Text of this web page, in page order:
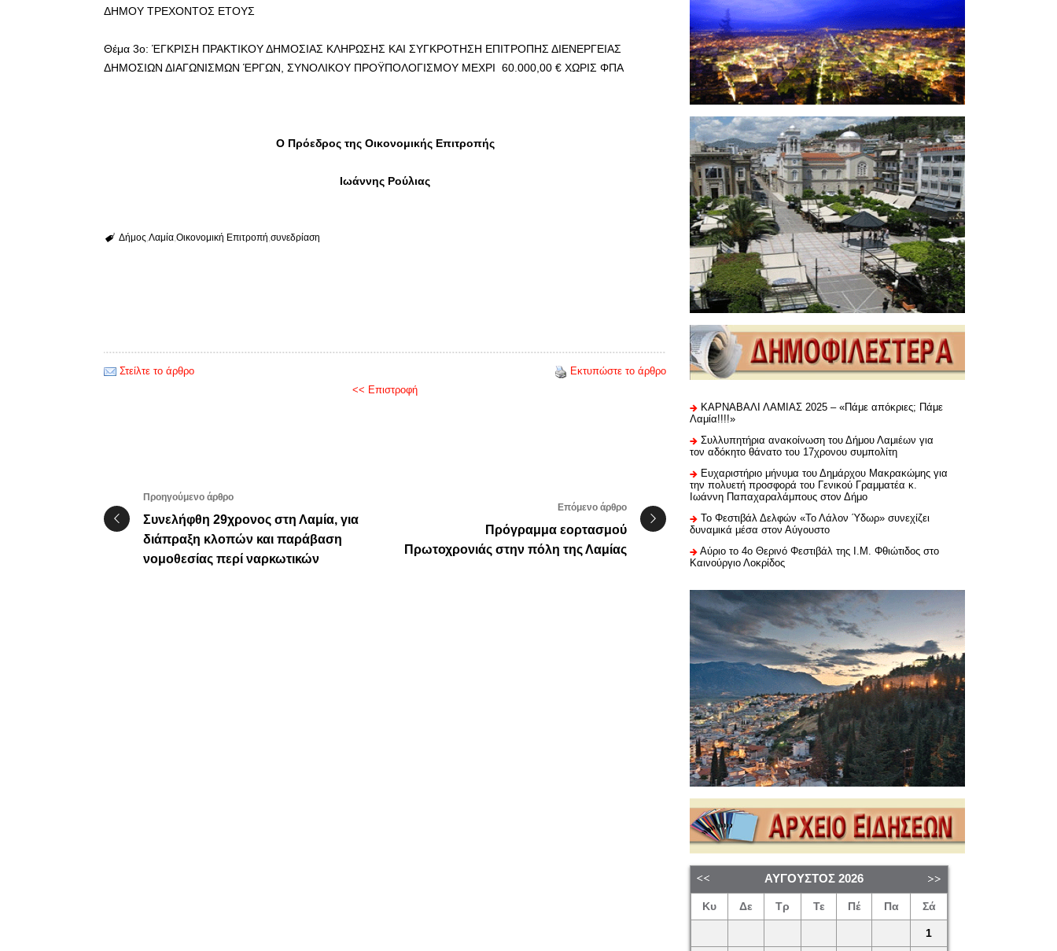
ΔΗΜΟΥ ΤΡΕΧΟΝΤΟΣ ΕΤΟΥΣ
Θέμα 3ο: ΈΓΚΡΙΣΗ ΠΡΑΚΤΙΚΟΥ ΔΗΜΟΣΙΑΣ ΚΛΗΡΩΣΗΣ ΚΑΙ ΣΥΓΚΡΟΤΗΣΗ ΕΠΙΤΡΟΠΗΣ ΔΙΕΝΕΡΓΕΙΑΣ
ΔΗΜΟΣΙΩΝ ΔΙΑΓΩΝΙΣΜΩΝ ΈΡΓΩΝ, ΣΥΝΟΛΙΚΟΥ ΠΡΟΫΠΟΛΟΓΙΣΜΟΥ ΜΕΧΡΙ 60.000,00 € ΧΩΡΙΣ ΦΠΑ
Ο Πρόεδρος της Οικονομικής Επιτροπής
Ιωάννης Ρούλιας
Δήμος Λαμία Οικονομική Επιτροπή συνεδρίαση
Στείλτε το άρθρο
Εκτυπώστε το άρθρο
<< Επιστροφή
Προηγούμενο άρθρο
Συνελήφθη 29χρονος στη Λαμία, για
διάπραξη κλοπών και παράβαση
νομοθεσίας περί ναρκωτικών
Επόμενο άρθρο
Πρόγραμμα εορτασμού
Πρωτοχρονιάς στην πόλη της Λαμίας
ΚΑΡΝΑΒΑΛΙ ΛΑΜΙΑΣ 2025 – «Πάμε απόκριες; Πάμε
Λαμία!!!!»
Συλλυπητήρια ανακοίνωση του Δήμου Λαμιέων για
τον αδόκητο θάνατο του 17χρονου συμπολίτη
Ευχαριστήριo μήνυμα του Δημάρχου Μακρακώμης για
την πολυετή προσφορά του Γενικού Γραμματέα κ.
Ιωάννη Παπαχαραλάμπους στον Δήμο
Το Φεστιβάλ Δελφών «Το Λάλον Ύδωρ» συνεχίζει
δυναμικά μέσα στον Αύγουστο
Αύριο το 4ο Θερινό Φεστιβάλ της Ι.Μ. Φθιώτιδος στο
Καινούργιο Λοκρίδος
ΑΎΓΟΥΣΤΟΣ 2026
Κυ Δε Τρ Τε Πέ Πα Σά
1